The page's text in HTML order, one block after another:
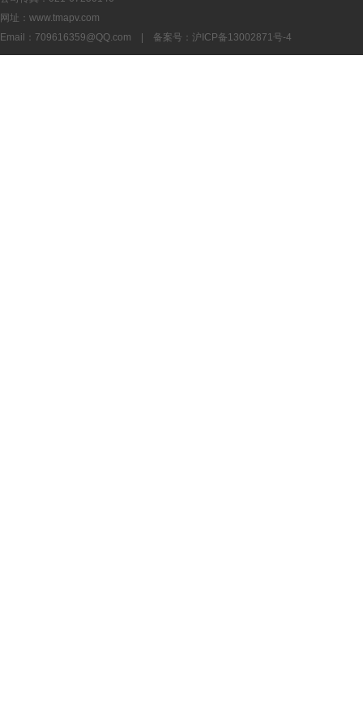
网址：www.tmapv.com
Email： 709616359@QQ.com | 备案号： 沪ICP备13002871号-4